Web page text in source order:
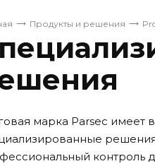
Продукты и решения
марка Parsec имеет
контроль